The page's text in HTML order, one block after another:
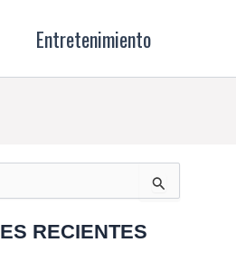
Entretenimiento
RECIENTES